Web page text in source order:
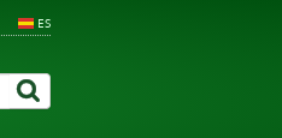
ES